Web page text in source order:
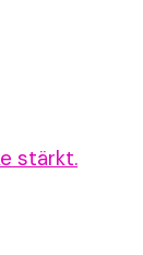
stärkt.